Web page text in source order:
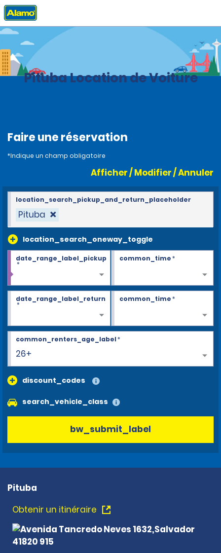
Accueil Agences
Pituba Location de Voiture
Faire une réservation
*Indique un champ obligatoire
Afficher / Modifier / Annuler
Pituba
location_search_oneway_toggle
location_search_pickup_and_return_placeholder
date_range_label_pickup
*
common_time*
date_range_label_return
*
common_time*
26+
common_renters_age_label*
discount_codes
search_vehicle_class
bw_submit_label
Pituba
Obtenir un itinéraire